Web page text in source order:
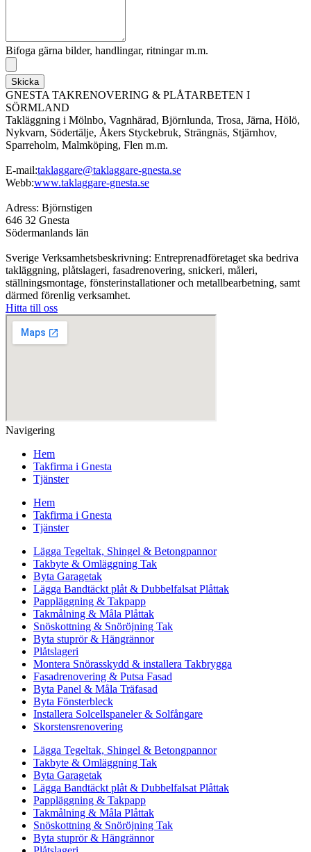
Bifoga gärna bilder, handlingar, ritningar m.m.
Skicka
GNESTA TAKRENOVERING & PLÅTARBETEN I
SÖRMLAND
Takläggning i Mölnbo, Vagnhärad, Björnlunda, Trosa, Järna, Hölö,
Nykvarn, Södertälje, Åkers Styckebruk, Strängnäs, Stjärnhov,
Sparreholm, Malmköping, Flen m.m.
E-mail:taklaggare@taklaggare-gnesta.se
Webb:www.taklaggare-gnesta.se
Adress: Björnstigen
646 32 Gnesta
Södermanlands län
Sverige Verksamhetsbeskrivning: Entreprenadföretaget ska bedriva
takläggning, plåtslageri, fasadrenovering, snickeri, måleri,
ställningsmontage, fönsterinstallationer och metallbearbetning, samt
därmed förenlig verksamhet.
Hitta till oss
Navigering
Hem
Takfirma i Gnesta
Tjänster
Hem
Takfirma i Gnesta
Tjänster
Lägga Tegeltak, Shingel & Betongpannor
Takbyte & Omläggning Tak
Byta Garagetak
Lägga Bandtäckt plåt & Dubbelfalsat Plåttak
Pappläggning & Takpapp
Takmålning & Måla Plåttak
Snöskottning & Snöröjning Tak
Byta stuprör & Hängrännor
Plåtslageri
Montera Snörasskydd & installera Takbrygga
Fasadrenovering & Putsa Fasad
Byta Panel & Måla Träfasad
Byta Fönsterbleck
Installera Solcellspaneler & Solfångare
Skorstensrenovering
Lägga Tegeltak, Shingel & Betongpannor
Takbyte & Omläggning Tak
Byta Garagetak
Lägga Bandtäckt plåt & Dubbelfalsat Plåttak
Pappläggning & Takpapp
Takmålning & Måla Plåttak
Snöskottning & Snöröjning Tak
Byta stuprör & Hängrännor